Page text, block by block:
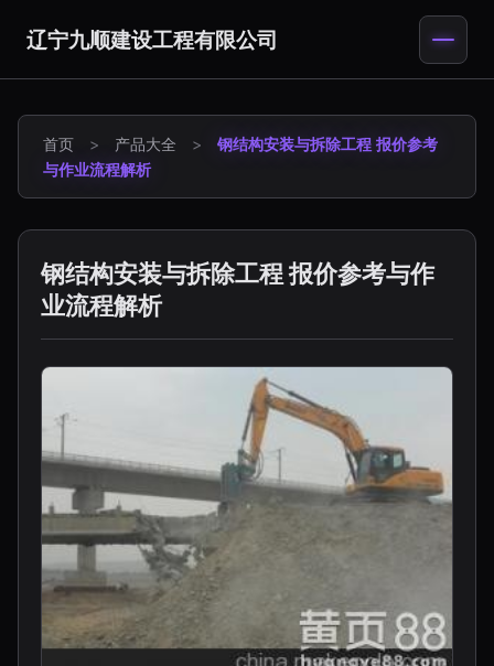
辽宁九顺建设工程有限公司
首页 > 产品大全 >
钢结构安装与拆除工程 报价参考
与作业流程解析
钢结构安装与拆除工程 报价参考与作
业流程解析